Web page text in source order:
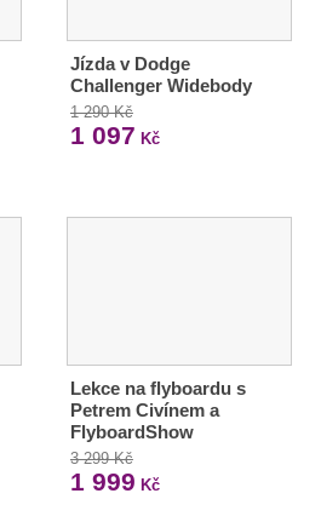
Jízda v Dodge
Challenger Widebody
1 290 Kč
1 097 Kč
Lekce na flyboardu s
Petrem Civínem a
FlyboardShow
3 299 Kč
1 999 Kč